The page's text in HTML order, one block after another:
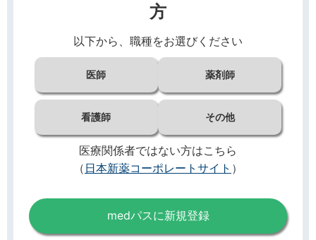
方
以下から、職種をお選びください
医師 薬剤師
看護師 その他
医療関係者ではない方はこちら
（ 日本新薬コーポレートサイト ）
medパスに新規登録